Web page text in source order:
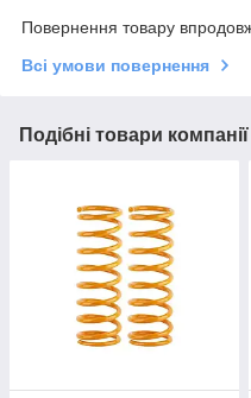
Повернення товару
Всі умови повернення
Подібні товари компанії